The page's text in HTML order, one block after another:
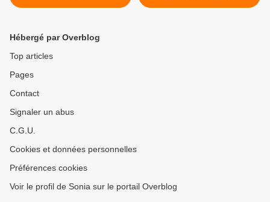
Hébergé par Overblog
Top articles
Pages
Contact
Signaler un abus
C.G.U.
Cookies et données personnelles
Préférences cookies
Voir le profil de Sonia sur le portail Overblog